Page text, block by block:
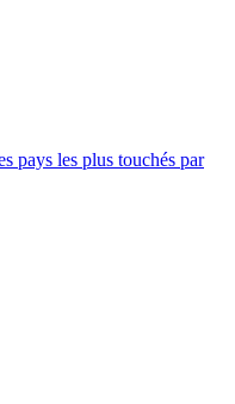
pays les plus touchés par